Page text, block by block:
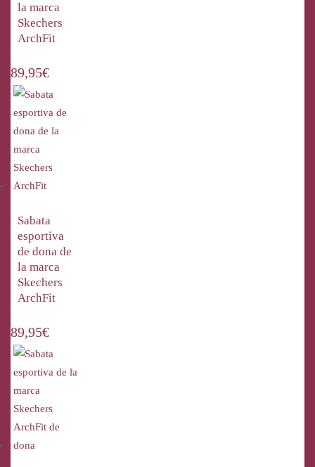
la marca
Skechers
ArchFit
89,95€
Sabata
esportiva
de dona de
la marca
Skechers
ArchFit
89,95€